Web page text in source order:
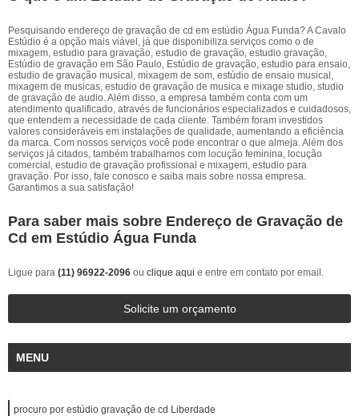
Pesquisando endereço de gravação de cd em estúdio Água Funda? A Cavalo
Estúdio é a opção mais viável, já que disponibiliza serviços como o de
mixagem, estudio para gravação, estudio de gravação, estudio gravação,
Estúdio de gravação em São Paulo, Estúdio de gravação, estudio para ensaio,
estudio de gravação musical, mixagem de som, estúdio de ensaio musical,
mixagem de musicas, estudio de gravação de musica e mixage studio, studio
de gravação de audio. Além disso, a empresa também conta com um
atendimento qualificado, através de funcionários especializados e cuidadosos,
que entendem a necessidade de cada cliente. Também foram investidos
valores consideráveis em instalações de qualidade, aumentando a eficiência
da marca. Com nossos serviços você pode encontrar o que almeja. Além dos
serviços já citados, também trabalhamos com locução feminina, locução
comercial, estudio de gravação profissional e mixagem, estudio para
gravação. Por isso, fale conosco e saiba mais sobre nossa empresa.
Garantimos a sua satisfação!
Para saber mais sobre Endereço de Gravação de
Cd em Estúdio Água Funda
Ligue para (11) 96922-2096 ou clique aqui e entre em contato por email.
Solicite um orçamento
MENU
procuro por estúdio gravação de cd Liberdade